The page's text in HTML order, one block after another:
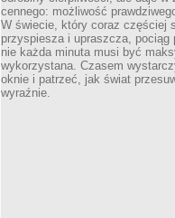
cennego: możliwość
W świecie, który coraz częściej
przyspiesza i upraszcza, pociąg
nie każda minuta musi być
wykorzystana. Czasem
oknie i patrzeć, jak świat
wyraźnie.